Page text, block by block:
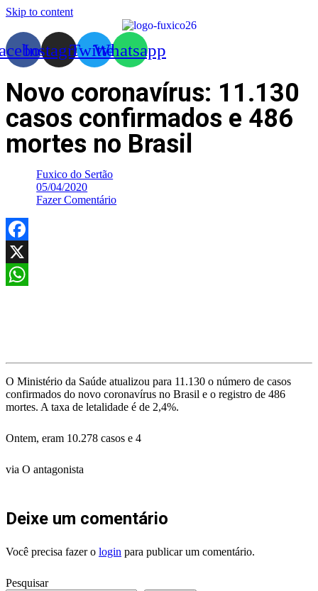
Skip to content
InstagramTwitterWhatsapp
Novo coronavírus: 11.130
casos confirmados e 486
mortes no Brasil
Fuxico do Sertão
05/04/2020
Fazer Comentário
Facebook
X
O Ministério da Saúde atualizou para 11.130 o número de casos
confirmados do novo coronavírus no Brasil e o registro de 486
mortes. A taxa de letalidade é de 2,4%.
Ontem, eram 10.278 casos e 4
via O antagonista
Deixe um comentário
Você precisa fazer o login para publicar um comentário.
Pesquisar